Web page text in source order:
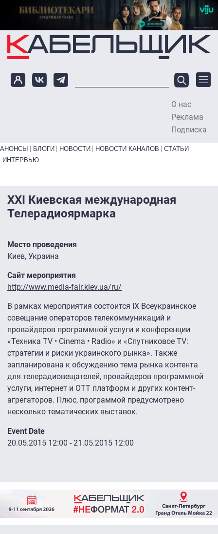
Перейти к основному содержанию
О нас
Реклама
Подписка
Primary links bottom
АНОНСЫ БЛОГИ НОВОСТИ НОВОСТИ КАНАЛОВ
СТАТЬИ
ИНТЕРВЬЮ
XXI Киевская международная
Телерадиоярмарка
Место проведения
Киев, Украина
Сайт мероприятия
http://www.media-fair.kiev.ua/ru/
В рамках мероприятия состоится IX Всеукраинское
совещание операторов телекоммуникаций и
провайдеров программной услуги и конференции
«Техника TV • Cinema • Radio» и «Спутниковое TV:
стратегии и риски украинского рынка». Также
запланирована к обсуждению тема рынка контента
для телерадиовещателей, провайдеров программной
услуги, интернет и ОТТ платформ и других контент-
агрегаторов. Плюс, программой предусмотрено
несколько тематических выставок.
Event Date
20.05.2015 12:00 - 21.05.2015 12:00